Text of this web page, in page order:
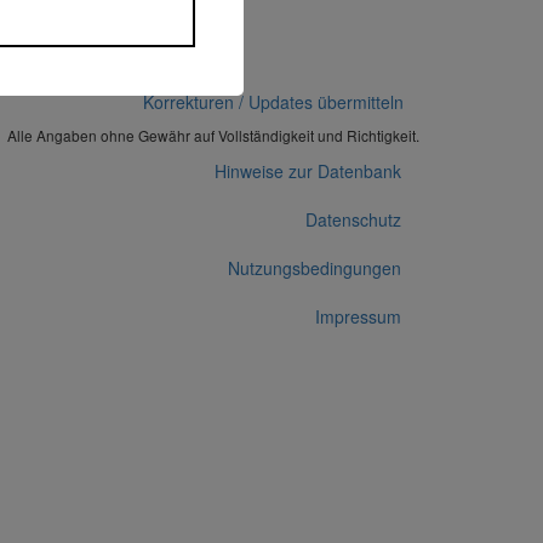
Korrekturen / Updates übermitteln
Alle Angaben ohne Gewähr auf Vollständigkeit und Richtigkeit.
Hinweise zur Datenbank
Datenschutz
Nutzungsbedingungen
Impressum